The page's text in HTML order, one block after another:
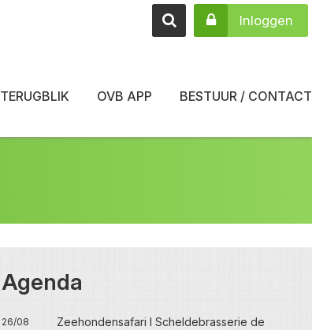
Inloggen
TERUGBLIK OVB APP BESTUUR / CONTACT
Agenda
26/08
Zeehondensafari I Scheldebrasserie de